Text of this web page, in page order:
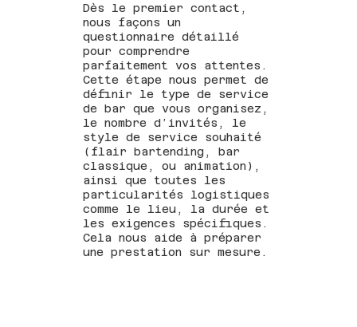
Dès le premier contact,
nous façons un
questionnaire détaillé
pour comprendre
parfaitement vos attentes.
Cette étape nous permet de
définir le type de service
de bar que vous organisez,
le nombre d’invités, le
style de service souhaité
(flair bartending, bar
classique, ou animation),
ainsi que toutes les
particularités logistiques
comme le lieu, la durée et
les exigences spécifiques.
Cela nous aide à préparer
une prestation sur mesure.